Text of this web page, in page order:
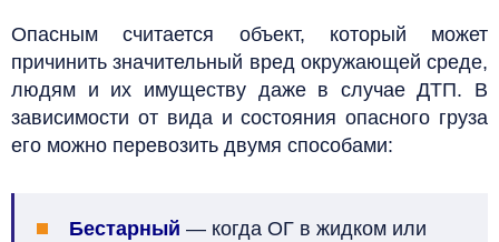
Опасным считается объект, который может
причинить значительный вред окружающей среде,
людям и их имуществу даже в случае ДТП. В
зависимости от вида и состояния опасного груза
его можно перевозить двумя способами:
Бестарный — когда ОГ в жидком или